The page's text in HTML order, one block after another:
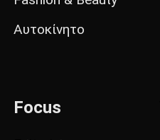
Αυτοκίνητο
Focus